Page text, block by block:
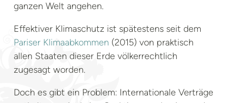
ganzen Welt angehen.
Effektiver Klimaschutz ist spätestens seit dem
Pariser Klimaabkommen (2015) von praktisch
allen Staaten dieser Erde völkerrechtlich
zugesagt worden.
Doch es gibt ein Problem: Internationale Verträge